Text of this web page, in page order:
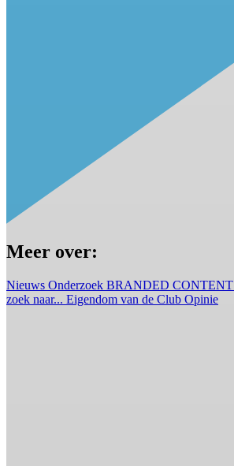
Meer over:
Nieuws Onderzoek BRANDED CONTENT
zoek naar... Eigendom van de Club Opinie